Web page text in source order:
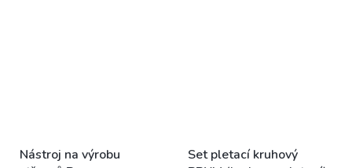
Nástroj na výrobu
Set pletací kruhový